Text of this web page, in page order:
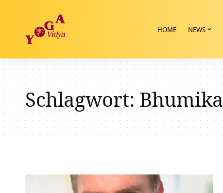
HOME NEWS
Schlagwort:Bhumika